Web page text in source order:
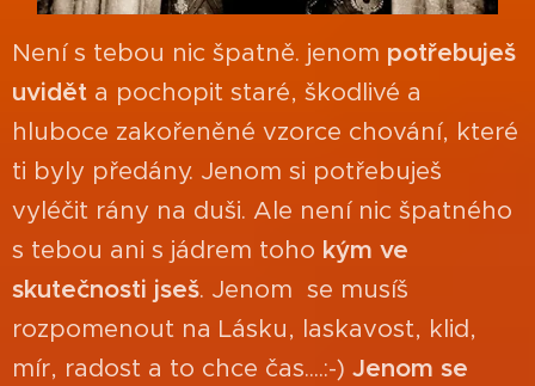
Není s tebou nic špatně. jenom potřebuješ
uvidět a pochopit staré, škodlivé a
hluboce zakořeněné vzorce chování, které
ti byly předány. Jenom si potřebuješ
vyléčit rány na duši. Ale není nic špatného
s tebou ani s jádrem toho kým ve
skutečnosti jseš. Jenom se musíš
rozpomenout na Lásku, laskavost, klid,
mír, radost a to chce čas....:-) Jenom se